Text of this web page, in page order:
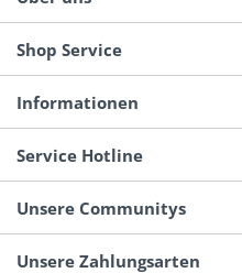
Shop Service
Informationen
Service Hotline
Unsere Communitys
Unsere Zahlungsarten